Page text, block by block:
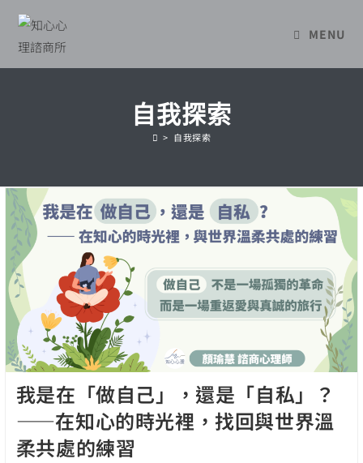
content
MENU
自我探索
> 自我探索
我是在「做自己」，還是「自私」？
——在知心的時光裡，找回與世界溫
柔共處的練習